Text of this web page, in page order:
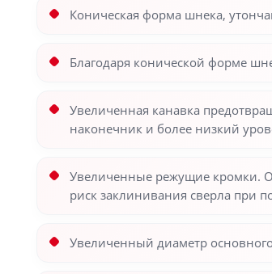
Коническая форма шнека,
Благодаря конической форме
Увеличенная канавка
наконечник и более низкий
Увеличенные режущие кромки.
риск заклинивания сверла при
Увеличенный диаметр